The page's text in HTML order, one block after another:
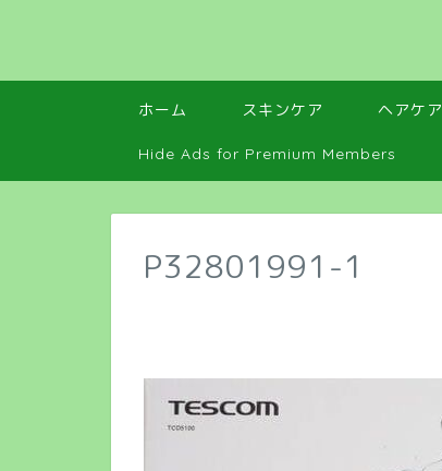
ホーム スキンケア ヘアケア
Hide Ads for Premium Members
P32801991-1